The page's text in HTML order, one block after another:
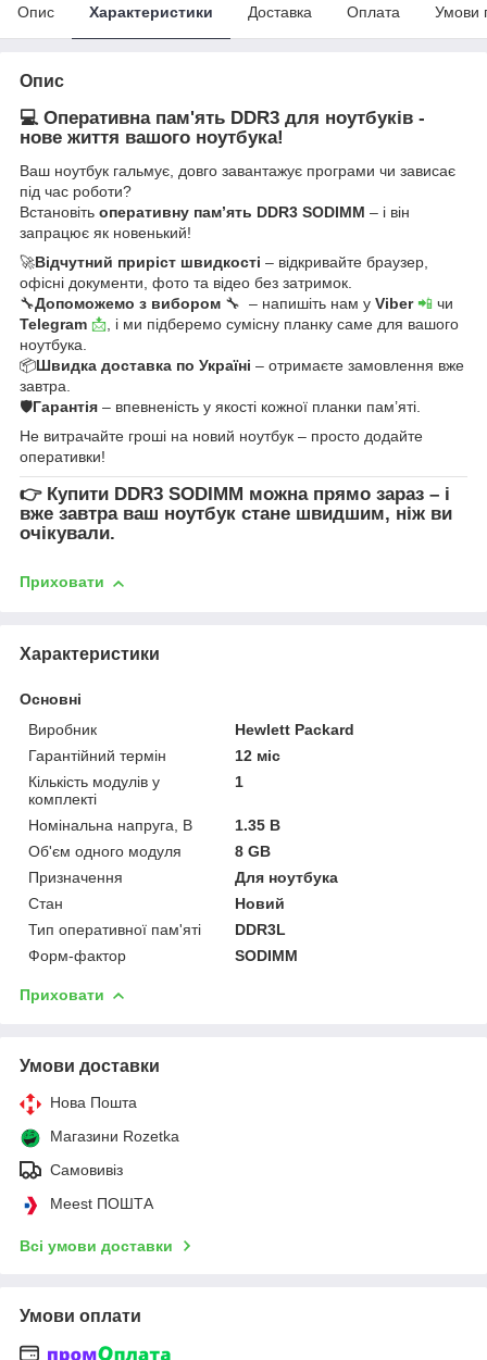
Опис Характеристики Доставка Оплата Умови
Опис
💻 Оперативна пам'ять DDR3 для ноутбуків -
нове життя вашого ноутбука!
Ваш ноутбук гальмує, довго завантажує програми чи зависає
під час роботи?
Встановіть оперативну пам’ять DDR3 SODIMM – і він
запрацює як новенький!
🚀Відчутний приріст швидкості – відкривайте браузер,
офісні документи, фото та відео без затримок.
🔧Допоможемо з вибором 🔧 – напишіть нам у Viber📲 чи
Telegram 📩 , і ми підберемо сумісну планку саме для вашого
ноутбука.
📦Швидка доставка по Україні – отримаєте замовлення вже
завтра.
🛡Гарантія – впевненість у якості кожної планки пам’яті.
Не витрачайте гроші на новий ноутбук – просто додайте
оперативки!
👉 Купити DDR3 SODIMM можна прямо зараз – і
вже завтра ваш ноутбук стане швидшим, ніж ви
очікували.
Приховати
Характеристики
Основні
Виробник
Hewlett Packard
Гарантійний термін
12 міс
Кількість модулів у
комплекті
1
Номінальна напруга, В
1.35 В
Об'єм одного модуля
8 GB
Призначення
Для ноутбука
Стан
Новий
Тип оперативної пам'яті
DDR3L
Форм-фактор
SODIMM
Приховати
Умови доставки
Нова Пошта
Магазини Rozetka
Самовивіз
Meest ПОШТА
Всі умови доставки
Умови оплати